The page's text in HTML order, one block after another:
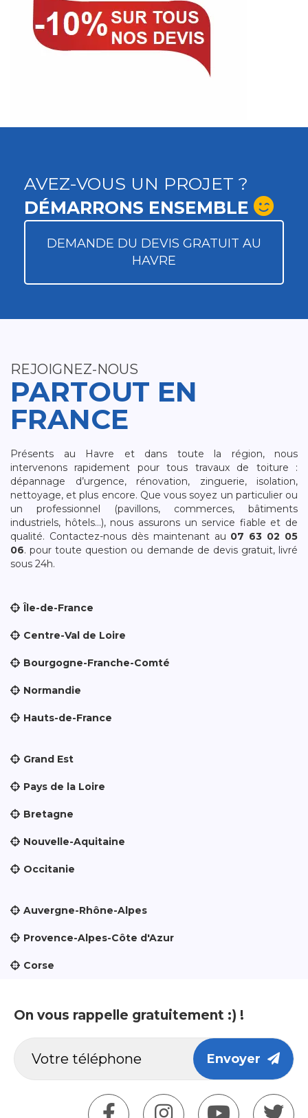
AVEZ-VOUS UN PROJET ?
DÉMARRONS ENSEMBLE
DEMANDE DU DEVIS GRATUIT AU
HAVRE
REJOIGNEZ-NOUS
PARTOUT EN
FRANCE
Présents au Havre et dans toute la région, nous
intervenons rapidement pour tous travaux de toiture :
dépannage d’urgence, rénovation, zinguerie, isolation,
nettoyage, et plus encore. Que vous soyez un particulier ou
un professionnel (pavillons, commerces, bâtiments
industriels, hôtels…), nous assurons un service fiable et de
qualité. Contactez-nous dès maintenant au 07 63 02 05
06. pour toute question ou demande de devis gratuit, livré
sous 24h.
Île-de-France
Centre-Val de Loire
Bourgogne-Franche-Comté
Normandie
Hauts-de-France
Grand Est
Pays de la Loire
Bretagne
Nouvelle-Aquitaine
Occitanie
Auvergne-Rhône-Alpes
Provence-Alpes-Côte d'Azur
Corse
On vous rappelle gratuitement :) !
Envoyer